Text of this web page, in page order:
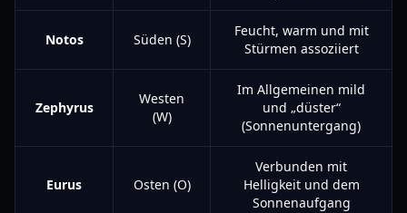
Notos Süden (S)
Feucht, warm und mit
Stürmen assoziiert
Zephyrus
Westen
(W)
Im Allgemeinen mild
und „düster“
(Sonnenuntergang)
Eurus Osten (O)
Verbunden mit
Helligkeit und dem
Sonnenaufgang